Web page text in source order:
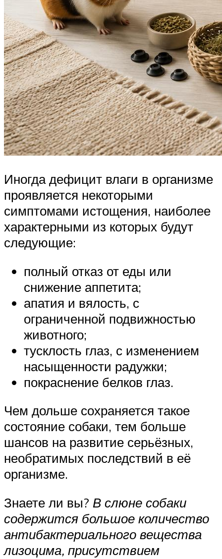
Иногда дефицит влаги в организме
проявляется некоторыми
симптомами истощения, наиболее
характерными из которых будут
следующие:
полный отказ от еды или
снижение аппетита;
апатия и вялость, с
ограниченной подвижностью
животного;
тусклость глаз, с изменением
насыщенности радужки;
покраснение белков глаз.
Чем дольше сохраняется такое
состояние собаки, тем больше
шансов на развитие серьёзных,
необратимых последствий в её
организме.
Знаете ли вы? В слюне собаки
содержится большое количество
антибактериального вещества
лизоцима, присутствием